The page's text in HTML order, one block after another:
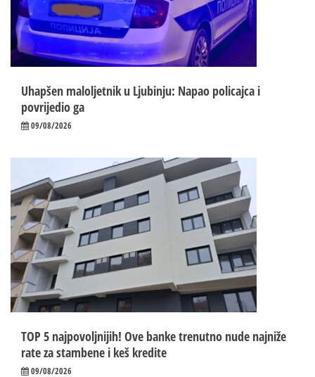
Uhapšen maloljetnik u Ljubinju: Napao policajca i
povrijedio ga
09/08/2026
TOP 5 najpovoljnijih! Ove banke trenutno nude najniže
rate za stambene i keš kredite
09/08/2026